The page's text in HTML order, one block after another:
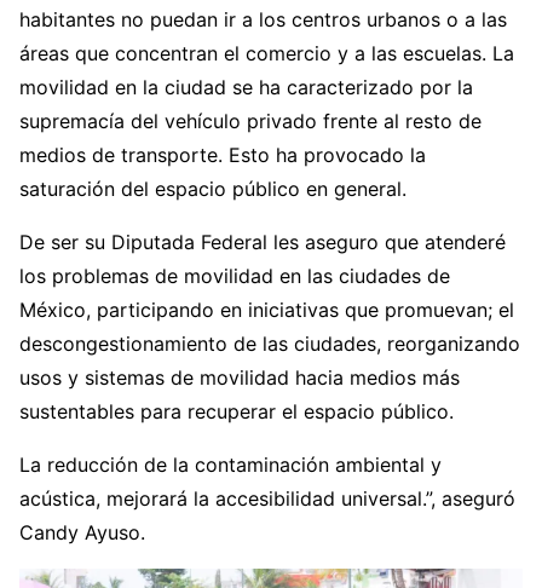
habitantes no puedan ir a los centros urbanos o a las
áreas que concentran el comercio y a las escuelas. La
movilidad en la ciudad se ha caracterizado por la
supremacía del vehículo privado frente al resto de
medios de transporte. Esto ha provocado la
saturación del espacio público en general.
De ser su Diputada Federal les aseguro que atenderé
los problemas de movilidad en las ciudades de
México, participando en iniciativas que promuevan; el
descongestionamiento de las ciudades, reorganizando
usos y sistemas de movilidad hacia medios más
sustentables para recuperar el espacio público.
La reducción de la contaminación ambiental y
acústica, mejorará la accesibilidad universal.”, aseguró
Candy Ayuso.